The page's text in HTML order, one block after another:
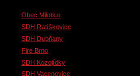
Obec Milotice
SDH Ratíškovice
SDH Dubňany
Fire Brno
SDH Kozojídky
SDH Vacenovice